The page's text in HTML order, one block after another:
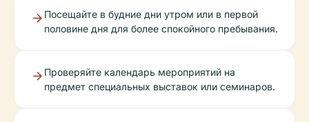
Посещайте в будние дни утром или в первой
половине дня для более спокойного пребывания.
Проверяйте календарь мероприятий на
предмет специальных выставок или семинаров.